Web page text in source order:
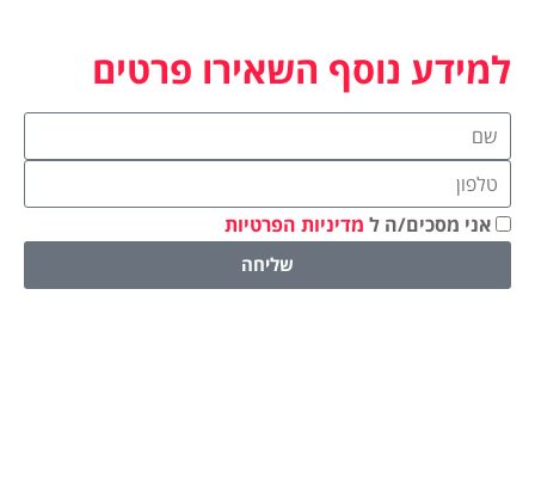
למידע נוסף השאירו פרטים
אני מסכים/ה ל מדיניות הפרטיות
שליחה